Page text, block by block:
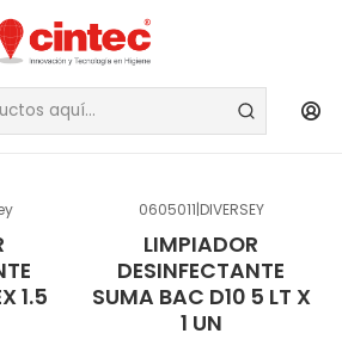
DE COCINA
FILTROS
1.5
0605011|DIVERSEY
LIMPIADOR
DESINFECTANTE
SUMA BAC D10 5 LT X
1 UN